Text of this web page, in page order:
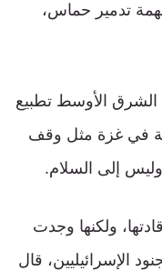
تدمير حماس،
الشرق الأوسط تطبيع
في غزة مثل وقف
إلى السلام.
ولكنها وجدت
الإسرائيليين، قال